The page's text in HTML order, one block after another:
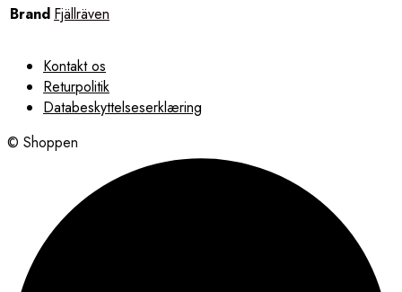
Brand Fjällräven
Kontakt os
Returpolitik
Databeskyttelseserklæring
© Shoppen